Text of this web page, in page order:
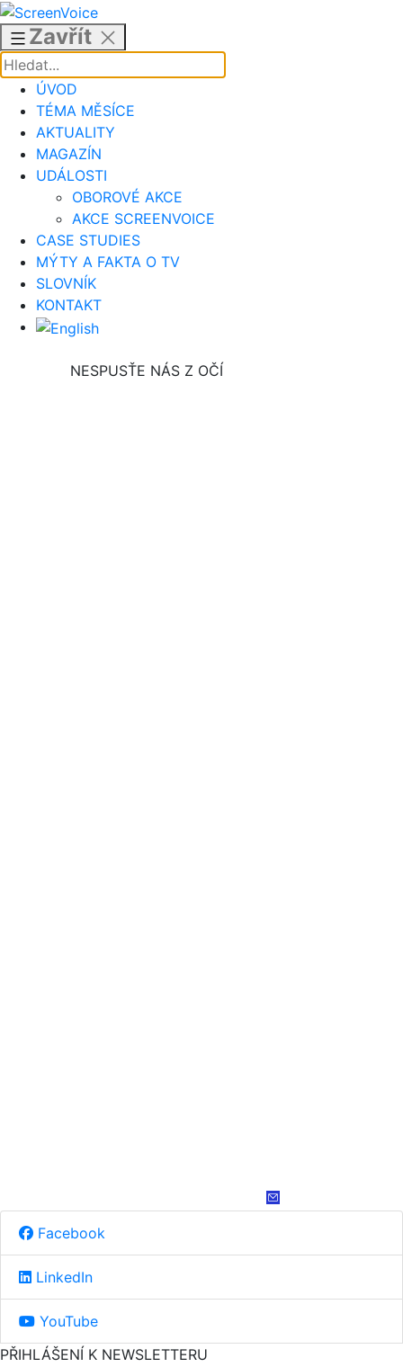
Přejít
obsahu
Zavřít
ÚVOD
TÉMA MĚSÍCE
AKTUALITY
MAGAZÍN
UDÁLOSTI
OBOROVÉ AKCE
AKCE SCREENVOICE
CASE STUDIES
MÝTY A FAKTA O TV
SLOVNÍK
KONTAKT
NESPUSŤE NÁS Z OČÍ
Facebook
LinkedIn
YouTube
PŘIHLÁŠENÍ K NEWSLETTERU